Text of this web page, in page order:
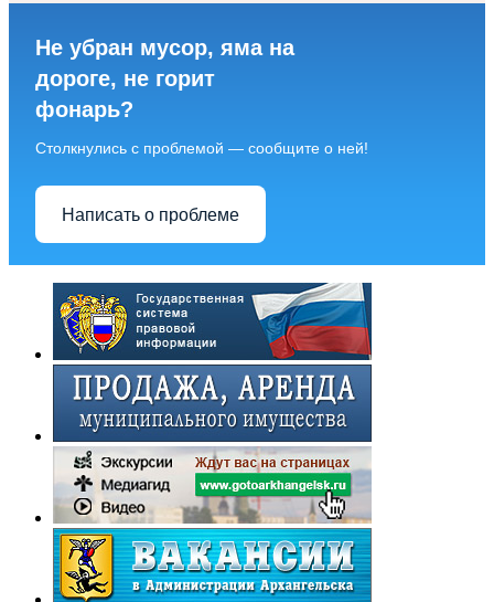
Не убран мусор, яма на
дороге, не горит
фонарь?
Столкнулись с проблемой — сообщите о ней!
Написать о проблеме